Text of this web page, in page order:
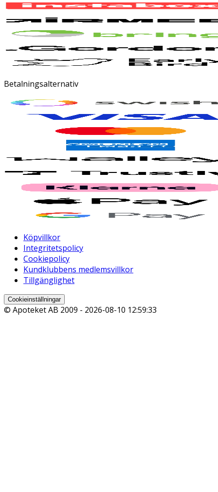
Betalningsalternativ
Köpvillkor
Integritetspolicy
Cookiepolicy
Kundklubbens medlemsvillkor
Tillgänglighet
Cookieinställningar
© Apoteket AB 2009 - 2026-08-10 12:59:33